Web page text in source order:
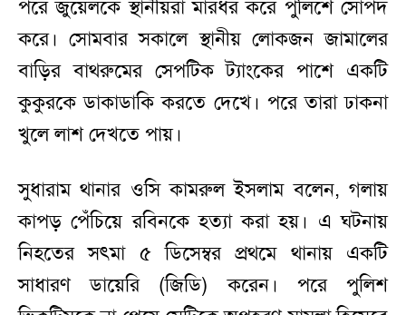
পরে জুয়েলকে স্থানীয়রা মারধর করে পুলিশে সোপর্দ
করে। সোমবার সকালে স্থানীয় লোকজন জামালের
বাড়ির বাথরুমের সেপটিক ট্যাংকের পাশে একটি
কুকুরকে ডাকাডাকি করতে দেখে। পরে তারা ঢাকনা
খুলে লাশ দেখতে পায়।
সুধারাম থানার ওসি কামরুল ইসলাম বলেন, গলায়
কাপড় পেঁচিয়ে রবিনকে হত্যা করা হয়। এ ঘটনায়
নিহতের সৎমা ৫ ডিসেম্বর প্রথমে থানায় একটি
সাধারণ ডায়েরি (জিডি) করেন। পরে পুলিশ